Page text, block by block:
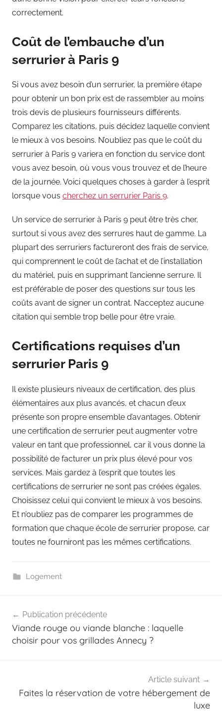
correctement.
Coût de l’embauche d’un
serrurier à Paris 9
Si vous avez besoin d’un serrurier, la première étape
pour obtenir un bon prix est de rassembler au moins
trois devis de plusieurs fournisseurs différents.
Comparez les citations, puis décidez laquelle convient
le mieux à vos besoins. N’oubliez pas que le coût du
serrurier à Paris 9 variera en fonction du service dont
vous avez besoin, où vous vous trouvez et de l’heure
de la journée. Voici quelques choses à garder à l’esprit
lorsque vous cherchez un serrurier Paris 9.
Un service de serrurier à Paris 9 peut être très cher,
surtout si vous avez des serrures haut de gamme. La
plupart des serruriers factureront des frais de service,
qui comprennent le coût de l’achat et de l’installation
du matériel, puis en supprimant l’ancienne serrure. Il
est préférable de poser des questions sur tous les
coûts avant de signer un contrat. N’acceptez aucune
citation qui semble trop belle pour être vraie.
Certifications requises d’un
serrurier Paris 9
Il existe plusieurs niveaux de certification, des plus
élémentaires aux plus avancés, et chacun d’eux
présente son propre ensemble d’avantages. Obtenir
une certification de serrurier peut augmenter votre
valeur en tant que professionnel, car il vous donne la
possibilité de facturer un prix plus élevé pour vos
services. Mais gardez à l’esprit que toutes les
certifications de serrurier ne sont pas créées égales.
Choisissez celui qui convient le mieux à vos besoins.
Et n’oubliez pas de comparer les programmes de
formation que chaque école de serrurier propose, car
toutes ne fourniront pas les mêmes certifications.
Logement
de
l’article
Publication précédente
Viande rouge ou viande blanche : laquelle
choisir pour vos grillades Annecy ?
Article suivant
Faites la réservation de votre hébergement de
luxe